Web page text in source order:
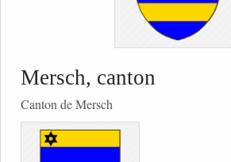
Mersch, canton
Canton de Mersch